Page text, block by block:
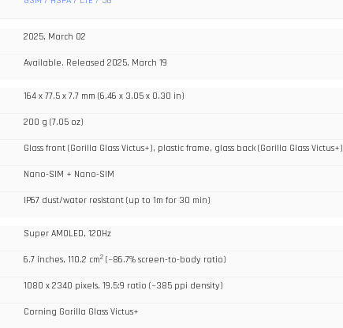
2025, March 02
Available. Released 2025, March 19
164 x 77.5 x 7.7 mm (6.46 x 3.05 x 0.30 in)
200 g (7.05 oz)
Glass front (Gorilla Glass Victus+), plastic frame, glass back (Gorilla Glass Victus+)
Nano-SIM + Nano-SIM
IP67 dust/water resistant (up to 1m for 30 min)
Super AMOLED, 120Hz
6.7 inches, 110.2 cm2 (~86.7% screen-to-body ratio)
1080 x 2340 pixels, 19.5:9 ratio (~385 ppi density)
Corning Gorilla Glass Victus+